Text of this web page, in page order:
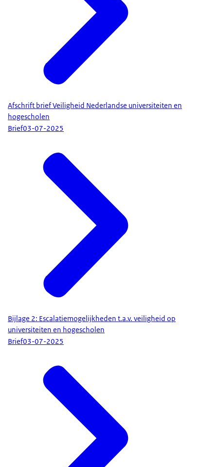
Afschrift brief Veiligheid Nederlandse universiteiten en
hogescholen
Brief03-07-2025
Bijlage 2: Escalatiemogelijkheden t.a.v. veiligheid op
universiteiten en hogescholen
Brief03-07-2025